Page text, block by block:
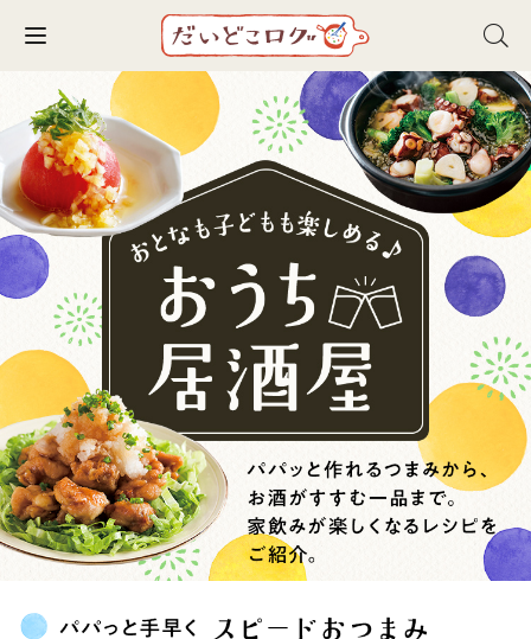
Toggle navigation